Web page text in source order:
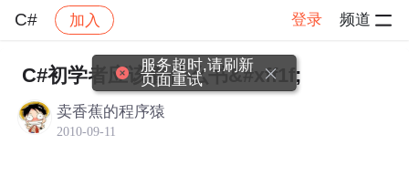
C# 加入 登录 频道
社区 C# 帖子详情
C#初学者应该看什么书&#xff1f;
卖香蕉的程序猿
2010-09-11
服务超时,请刷新
页面重试